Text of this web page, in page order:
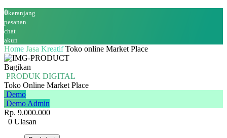
0keranjang
pesanan
chat
akun
Home Jasa KreatifToko online Market Place
Bagikan
PRODUK DIGITAL
Toko Online Market Place
Demo
Demo Admin
Rp. 9.000.000
0 Ulasan